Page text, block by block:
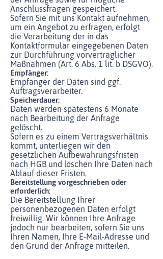
Anschlussfragen gespeichert.
Sofern Sie mit uns Kontakt aufnehmen,
um ein Angebot zu erfragen, erfolgt
die Verarbeitung der in das
Kontaktformular eingegebenen Daten
zur Durchführung vorvertraglicher
Maßnahmen (Art. 6 Abs. 1 lit. b DSGVO).
Empfänger:
Empfänger der Daten sind ggf.
Auftragsverarbeiter.
Speicherdauer:
Daten werden spätestens 6 Monate
nach Bearbeitung der Anfrage
gelöscht.
Sofern es zu einem Vertragsverhältnis
kommt, unterliegen wir den
gesetzlichen Aufbewahrungsfristen
nach HGB und löschen Ihre Daten nach
Ablauf dieser Fristen.
Bereitstellung vorgeschrieben oder
erforderlich:
Die Bereitstellung Ihrer
personenbezogenen Daten erfolgt
freiwillig. Wir können Ihre Anfrage
jedoch nur bearbeiten, sofern Sie uns
Ihren Namen, Ihre E-Mail-Adresse und
den Grund der Anfrage mitteilen.